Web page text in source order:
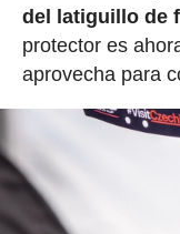
del latiguillo de
protector es
aprovecha para